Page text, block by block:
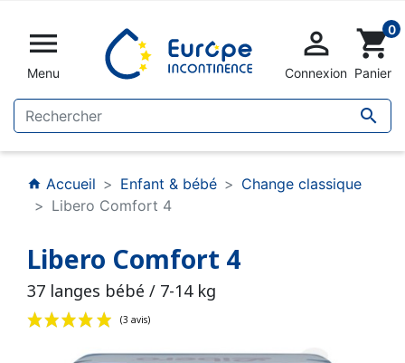

Menu


Connexion
shopping_cart0
Panier
home Accueil Enfant & bébé
Change classique
Libero Comfort 4
Libero Comfort 4
37 langes bébé / 7-14 kg